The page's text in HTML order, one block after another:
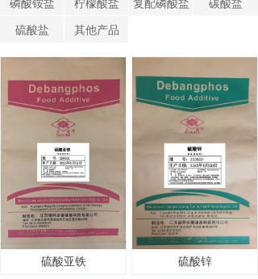
服务支持
硫酸亚铁 硫酸锌
硫酸盐
其他产品